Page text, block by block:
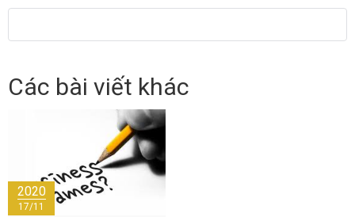
Các bài viết khác
2020
17/11